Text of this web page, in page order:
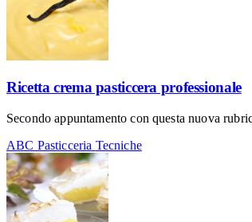
Ricetta crema pasticcera professionale
Secondo appuntamento con questa nuova
ABC Pasticceria Tecniche